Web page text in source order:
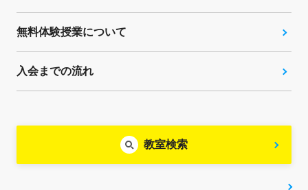
無料体験授業について
入会までの流れ
教室検索